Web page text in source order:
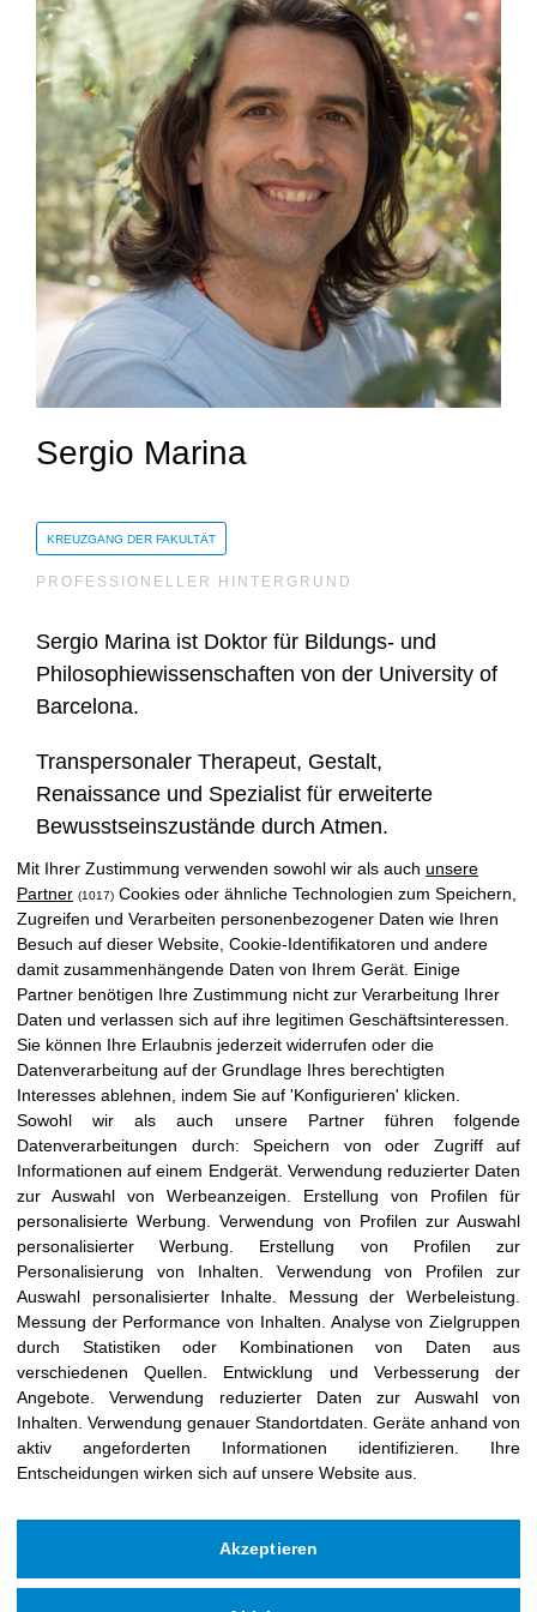
Sergio Marina
KREUZGANG DER FAKULTÄT
PROFESSIONELLER HINTERGRUND
Sergio Marina ist Doktor für Bildungs- und
Philosophiewissenschaften von der University of
Barcelona.
Transpersonaler Therapeut, Gestalt,
Renaissance und Spezialist für erweiterte
Bewusstseinszustände durch Atmen.
Internationaler Sprecher, Professor für
Spiritualität und Schriftsteller der Bücher: Lebe
ohne Leiden, Der Angst vor Freiheit, Bewusst
erziehen, ¿Fluyes?, und hermetische Weisheit
fürs Leben.
Er leitet seinen eigenen integrativen
Gesundheitsraum namens Delphis mehr als
zwei Jahrzehnte.
Mit Ihrer Zustimmung verwenden sowohl wir als auch unsere
Partner (1017) Cookies oder ähnliche Technologien zum Speichern,
Zugreifen und Verarbeiten personenbezogener Daten wie Ihren
Besuch auf dieser Website, Cookie-Identifikatoren und andere
damit zusammenhängende Daten von Ihrem Gerät. Einige
Partner benötigen Ihre Zustimmung nicht zur Verarbeitung Ihrer
Daten und verlassen sich auf ihre legitimen Geschäftsinteressen.
Sie können Ihre Erlaubnis jederzeit widerrufen oder die
Datenverarbeitung auf der Grundlage Ihres berechtigten
Interesses ablehnen, indem Sie auf 'Konfigurieren' klicken.
Sowohl wir als auch unsere Partner führen folgende
Datenverarbeitungen durch:
Speichern von oder Zugriff auf
Informationen auf einem Endgerät. Verwendung reduzierter Daten
zur Auswahl von Werbeanzeigen
Erstellung von Profilen für
personalisierte Werbung .Verwendung von Profilen zur Auswahl
personalisierter Werbung
Erstellung von Profilen zur
Personalisierung von Inhalten
Verwendung von Profilen zur
Auswahl personalisierter Inhalte
Messung der Werbeleistung
Messung der Performance von Inhalten Analyse von Zielgruppen
durch Statistiken oder Kombinationen von Daten aus
verschiedenen Quellen
Entwicklung und Verbesserung der
Angebote .Verwendung reduzierter Daten zur Auswahl von
Inhalten Verwendung genauer Standortdaten Geräte anhand von
aktiv angeforderten Informationen identifizieren
Ihre
Entscheidungen wirken sich auf unsere Website aus.
Akzeptieren